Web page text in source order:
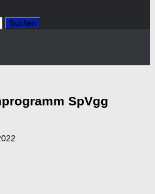
SpVgg